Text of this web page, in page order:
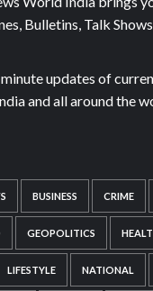
Bulletins, Talk
updates of
and all around the
BUSINESS CRIME
GEOPOLITICS
LIFESTYLE NATIONAL